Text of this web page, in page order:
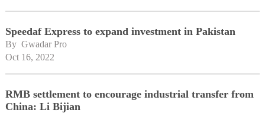
Speedaf Express to expand investment in Pakistan
By Gwadar Pro
Oct 16, 2022
RMB settlement to encourage industrial transfer from
China: Li Bijian